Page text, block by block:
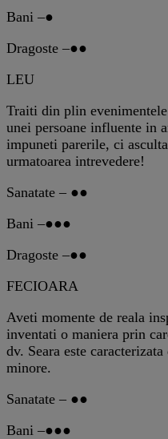
Bani –●
Dragoste –●●
LEU
Traiti din plin evenimentele
unei persoane influente in
impuneti parerile, ci
urmatoarea intrevedere!
Sanatate – ●●
Bani –●●●
Dragoste –●●
FECIOARA
Aveti momente de reala
inventati o maniera prin
dv. Seara este
minore.
Sanatate – ●●
Bani –●●●